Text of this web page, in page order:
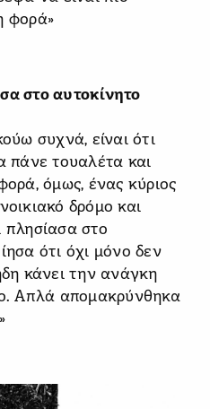
φορά»
στο αυτοκίνητο
συχνά, είναι ότι
πάνε τουαλέτα και
όμως, ένας κύριος
δρόμο και
στο
ότι όχι μόνο δεν
κάνει την ανάγκη
Απλά απομακρύνθηκα